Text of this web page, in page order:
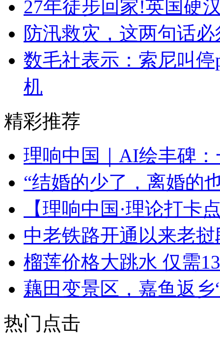
27年徒步回家!英国硬
防汛救灾，这两句话
数毛社表示：索尼叫
机
精彩推荐
理响中国｜AI绘丰碑
“结婚的少了，离婚的
【理响中国·理论打卡
中老铁路开通以来老
榴莲价格大跳水 仅需
藕田变景区，嘉鱼返
热门点击